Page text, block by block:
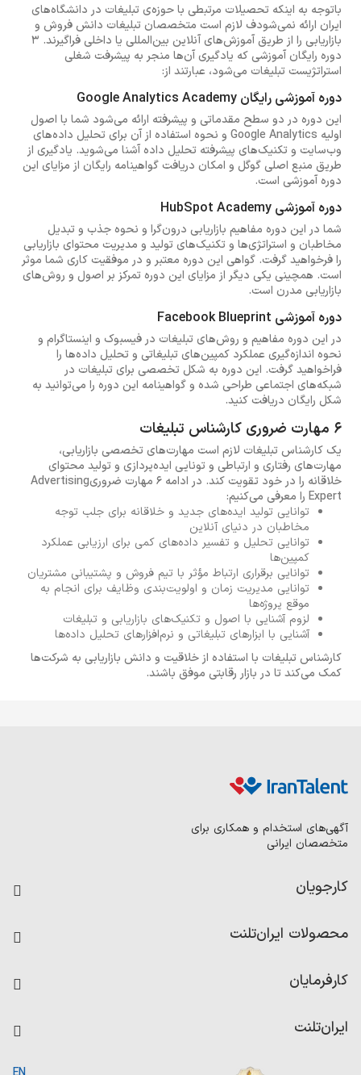
باتوجه به اینکه تحصیلات مرتبطی با حوزه‌ی تبلیغات در دانشگاه‌های
ایران ارائه نمی‌شودف لازم است متخصصان تبلیغات دانش فروش و
بازاریابی را از طریق آموزش‌های آنلاین بین‌المللی یا داخلی فراگیرند. 3
دوره رایگان آموزشی که یادگیری آن‌ها منجر به پیشرفت شغلی
استراتژیست تبلیغات می‌شود، عبارتند از:
دوره آموزشی رایگان Google Analytics Academy
این دوره در دو سطح مقدماتی و پیشرفته ارائه می‌شود شما با اصول
اولیه Google Analytics و نحوه استفاده از آن برای تحلیل داده‌های
وب‌سایت و تکنیک‌های پیشرفته تحلیل داده آشنا می‌شوید. یادگیری از
طریق منبع اصلی گوگل و امکان دریافت گواهینامه رایگان از مزایای این
دوره آموزشی است.
دوره آموزشی HubSpot Academy
شما در این دوره مفاهیم بازاریابی درون‌گرا و نحوه جذب و تبدیل
مخاطبان و استراتژی‌ها و تکنیک‌های تولید و مدیریت محتوای بازاریابی
را فرخواهید گرفت. گواهی این دوره معتبر و در موفقیت کاری شما موثر
است. همچینی یکی دیگر از مزایای این دوره تمرکز بر اصول و روش‌های
بازاریابی مدرن است.
دوره آموزشی Facebook Blueprint
در این دوره مفاهیم و روش‌های تبلیغات در فیسبوک و اینستاگرام و
نحوه اندازه‌گیری عملکرد کمپین‌های تبلیغاتی و تحلیل داده‌ها را
فراخواهید گرفت. این دوره به شکل تخصصی برای تبلیغات در
شبکه‌های اجتماعی طراحی شده و گواهینامه این دوره را می‌توانید به
شکل رایگان دریافت کنید.
6 مهارت ضروری کارشناس تبلیغات
یک کارشناس تبلیغات لازم است مهارت‌های تخصصی بازاریابی،
مهارت‌های رفتاری و ارتباطی و تونایی ایده‌پردازی و تولید محتوای
خلاقانه را در خود تقویت کند. در ادامه 6 مهارت ضروریAdvertising
Expert را معرفی می‌کنیم:
توانایی تولید ایده‌های جدید و خلاقانه برای جلب توجه
مخاطبان در دنیای آنلاین
توانایی تحلیل و تفسیر داده‌های کمی برای ارزیابی عملکرد
کمپین‌ها
توانایی برقراری ارتباط مؤثر با تیم‌ فروش و پشتیبانی مشتریان
توانایی مدیریت زمان و اولویت‌بندی وظایف برای انجام به
موقع پروژه‌ها
لزوم آشنایی با اصول و تکنیک‌های بازاریابی و تبلیغات
آشنایی با ابزارهای تبلیغاتی و نرم‌افزارهای تحلیل داده‌ها
کارشناس تبلیغات با استفاده از خلاقیت و دانش بازاریابی به شرکت‌ها
کمک می‌کند تا در بازار رقابتی موفق باشند.
آگهی‌های استخدام و همکاری برای
متخصصان ایرانی
کارجویان
رزومه ساز
امتیاز شرکت‌ها
محصولات ایران‌تلنت
کاردیکس
کارفرمایان
ایران‌تلنت